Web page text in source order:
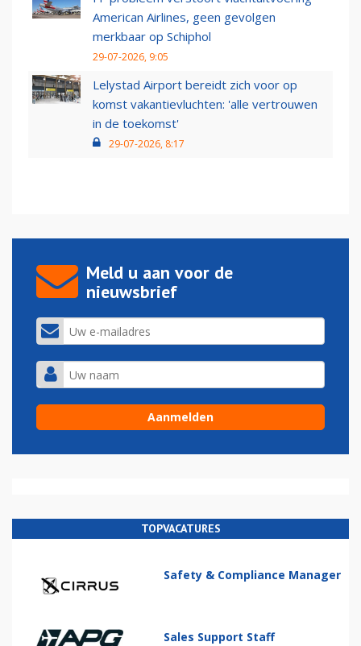
American Airlines, geen gevolgen
merkbaar op Schiphol
29-07-2026, 9:05
Lelystad Airport bereidt zich voor op
komst vakantievluchten: 'alle vertrouwen
in de toekomst'
29-07-2026, 8:17
Meld u aan voor de
nieuwsbrief
TOPVACATURES
Safety & Compliance Manager
Sales Support Staff